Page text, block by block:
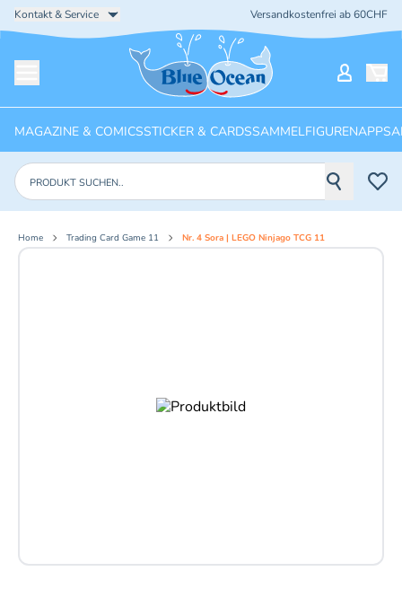
Kontakt & Service Versandkostenfrei ab 60CHF
Startseite
MAGAZINE & COMICSSTICKER & CARDSSAMMELFIGURENAPPS
Produkte suchen
Home Trading Card Game 11 Nr. 4 Sora | LEGO Ninjago TCG 11